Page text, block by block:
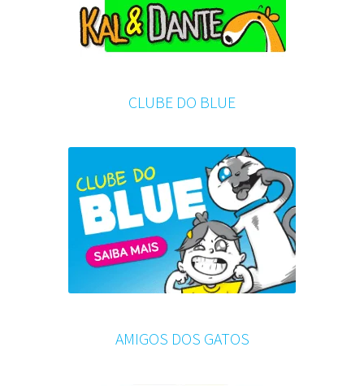
CLUBE DO BLUE
AMIGOS DOS GATOS